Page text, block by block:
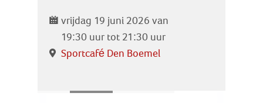
vrijdag 19 juni 2026 van
19:30 uur tot 21:30 uur
Sportcafé Den Boemel